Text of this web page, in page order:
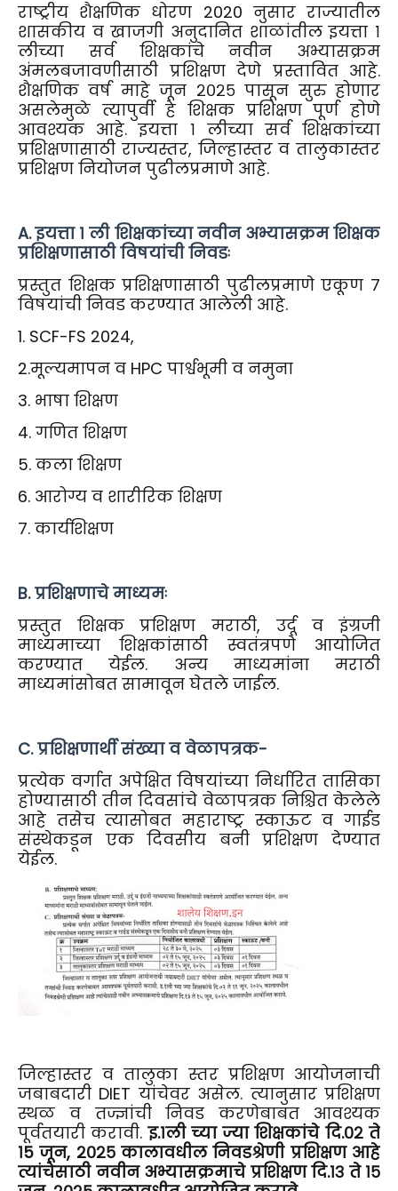
राष्ट्रीय शैक्षणिक धोरण 2020 नुसार राज्यातील
शासकीय व खाजगी अनुदानित शाळांतील इयत्ता १
लीच्या सर्व शिक्षकांचे नवीन अभ्यासक्रम
अंमलबजावणीसाठी प्रशिक्षण देणे प्रस्तावित आहे.
शैक्षणिक वर्ष माहे जून २०२५ पासून सुरु होणार
असलेमुळे त्यापुर्वी हे शिक्षक प्रशिक्षण पूर्ण होणे
आवश्यक आहे. इयत्ता १ लीच्या सर्व शिक्षकांच्या
प्रशिक्षणासाठी राज्यस्तर, जिल्हास्तर व तालुकास्तर
प्रशिक्षण नियोजन पुढीलप्रमाणे आहे.
A. इयत्ता १ ली शिक्षकांच्या नवीन अभ्यासक्रम शिक्षक
प्रशिक्षणासाठी विषयांची निवडः
प्रस्तुत शिक्षक प्रशिक्षणासाठी पुढीलप्रमाणे एकूण ७
विषयांची निवड करण्यात आलेली आहे.
1. SCF-FS 2024,
2.मूल्यमापन व HPC पार्श्वभूमी व नमुना
3. भाषा शिक्षण
4. गणित शिक्षण
5. कला शिक्षण
6. आरोग्य व शारीरिक शिक्षण
7. कार्यशिक्षण
B. प्रशिक्षणाचे माध्यमः
प्रस्तुत शिक्षक प्रशिक्षण मराठी, उर्दू व इंग्रजी
माध्यमाच्या शिक्षकांसाठी स्वतंत्रपणे आयोजित
करण्यात येईल. अन्य माध्यमांना मराठी
माध्यमांसोबत सामावून घेतले जाईल.
C. प्रशिक्षणार्थी संख्या व वेळापत्रक-
प्रत्येक वर्गात अपेक्षित विषयांच्या निर्धारित तासिका
होण्यासाठी तीन दिवसांचे वेळापत्रक निश्चित केलेले
आहे तसेच त्यासोबत महाराष्ट्र स्काऊट व गाईड
संस्थेकडून एक दिवसीय बनी प्रशिक्षण देण्यात
येईल.
जिल्हास्तर व तालुका स्तर प्रशिक्षण आयोजनाची
जबाबदारी DIET यांचेवर असेल. त्यानुसार प्रशिक्षण
स्थळ व तज्ज्ञांची निवड करणेबाबत आवश्यक
पूर्वतयारी करावी.इ.१ली च्या ज्या शिक्षकांचे दि.०२ ते
१5 जून, २०२५ कालावधील निवडश्रेणी प्रशिक्षण आहे
त्यांचेसाठी नवीन अभ्यासक्रमाचे प्रशिक्षण दि.१३ ते १५